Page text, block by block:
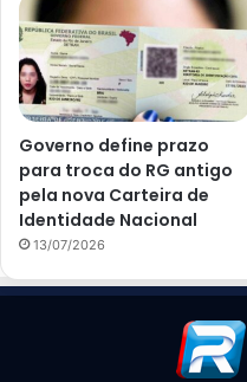
Governo define prazo
para troca do RG antigo
pela nova Carteira de
Identidade Nacional
13/07/2026